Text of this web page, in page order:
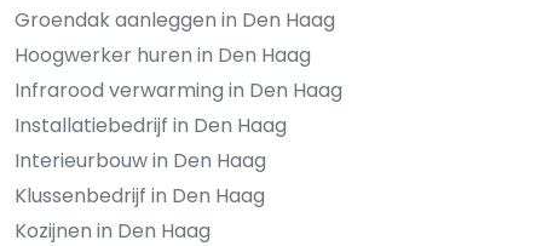
Groendak aanleggen in Den Haag
Hoogwerker huren in Den Haag
Infrarood verwarming in Den Haag
Installatiebedrijf in Den Haag
Interieurbouw in Den Haag
Klussenbedrijf in Den Haag
Kozijnen in Den Haag